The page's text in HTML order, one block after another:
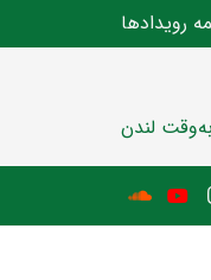
رویدادها
لندن